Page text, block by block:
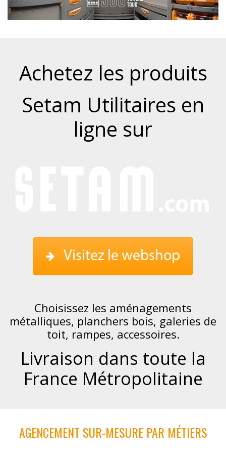
Achetez les produits
Setam Utilitaires en
ligne sur
Visitez le webshop
Choisissez les aménagements
métalliques, planchers bois, galeries de
toit, rampes, accessoires.
Livraison dans toute la
France Métropolitaine
AGENCEMENT SUR-MESURE PAR MÉTIERS